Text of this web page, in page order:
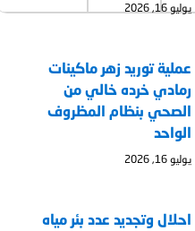
يوليو 16, 2026
عملية توريد زهر ماكينات
رمادي خرده خالي من
الصحي بنظام المظروف
الواحد
يوليو 16, 2026
احلال وتجديد عدد بئر مياه